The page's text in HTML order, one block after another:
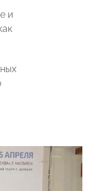
и